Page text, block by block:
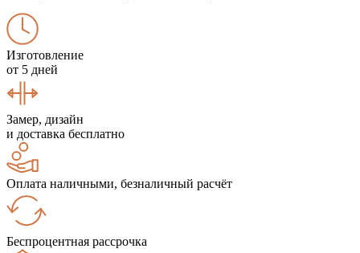
Изготовление
от 5 дней
Замер, дизайн
и доставка бесплатно
Оплата наличными, безналичный расчёт
Беспроцентная рассрочка